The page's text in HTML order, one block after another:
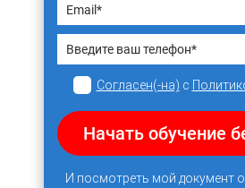
Согласен(-на) с
Начать обучение
И посмотреть мой документ